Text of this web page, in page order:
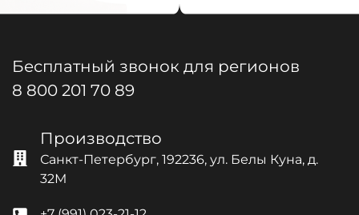
Бесплатный звонок для регионов
8 800 201 70 89
Производство
Санкт-Петербург, 192236, ул. Белы Куна, д.
32М